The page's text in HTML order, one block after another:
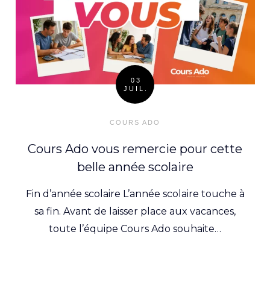
03
JUIL.
COURS ADO
Cours Ado vous remercie pour cette
belle année scolaire
Fin d’année scolaire L’année scolaire touche à
sa fin. Avant de laisser place aux vacances,
toute l’équipe Cours Ado souhaite…